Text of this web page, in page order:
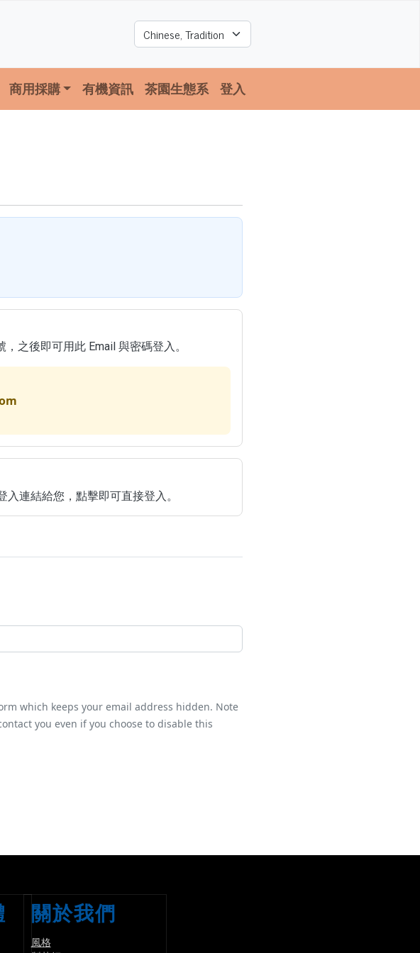
Select your language
商用採購 有機資訊 茶園生態系 登入
之後即可用此 Email 與密碼登入。
入連結給您，點擊即可直接登入。
which keeps your email address hidden. Note
you even if you choose to disable this
關於我們
風格